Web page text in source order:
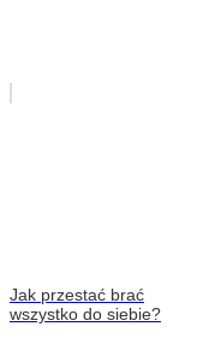
Jak przestać brać
wszystko do siebie?